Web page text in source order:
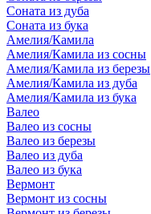
Соната из дуба
Соната из бука
Амелия/Камила
Амелия/Камила из сосны
Амелия/Камила из березы
Амелия/Камила из дуба
Амелия/Камила из бука
Валео
Валео из сосны
Валео из березы
Валео из дуба
Валео из бука
Вермонт
Вермонт из сосны